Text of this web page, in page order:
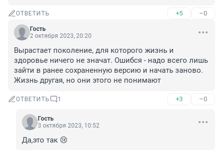
ОТВЕТИТЬ +5 –0
Гость
2 октября 2023, 20:20
Вырастает поколение, для которого жизнь и
здоровье ничего не значат. Ошибся - надо всего лишь
зайти в ранее сохраненную версию и начать заново.
Жизнь другая, но они этого не понимают
ОТВЕТИТЬ 1 +3 –0
Гость
3 октября 2023, 10:52
Да,это так 😢